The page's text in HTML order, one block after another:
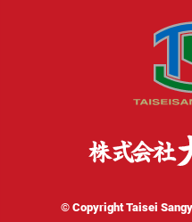
© Copyright Taisei